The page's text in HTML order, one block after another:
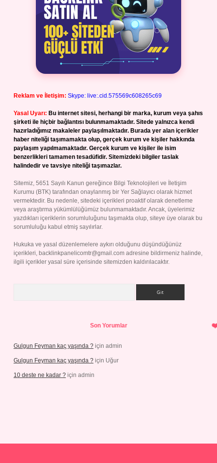
Reklam ve İletişim: Skype: live:.cid.575569c608265c69
Yasal Uyarı: Bu internet sitesi, herhangi bir marka, kurum veya şahıs
şirketi ile hiçbir bağlantısı bulunmamaktadır. Sitede yalnızca kendi
hazırladığımız makaleler paylaşılmaktadır. Burada yer alan içerikler
haber niteliği taşımamakta olup, gerçek kurum ve kişiler hakkında
paylaşım yapılmamaktadır. Gerçek kurum ve kişiler ile isim
benzerlikleri tamamen tesadüfidir. Sitemizdeki bilgiler taslak
halindedir ve tavsiye niteliği taşımazlar.
Sitemiz, 5651 Sayılı Kanun gereğince Bilgi Teknolojileri ve İletişim
Kurumu (BTK) tarafından onaylanmış bir Yer Sağlayıcı olarak hizmet
vermektedir. Bu nedenle, sitedeki içerikleri proaktif olarak denetleme
veya araştırma yükümlülüğümüz bulunmamaktadır. Ancak, üyelerimiz
yazdıkları içeriklerin sorumluluğunu taşımakta olup, siteye üye olarak bu
sorumluluğu kabul etmiş sayılırlar.
Hukuka ve yasal düzenlemelere aykırı olduğunu düşündüğünüz
içerikleri, backlinkpanelicomtr@gmail.com adresine bildirmeniz halinde,
ilgili içerikler yasal süre içerisinde sitemizden kaldırılacaktır.
Son Yorumlar
Gulgun Feyman kaç yaşında ? için admin
Gulgun Feyman kaç yaşında ? için Uğur
10 deste ne kadar ? için admin